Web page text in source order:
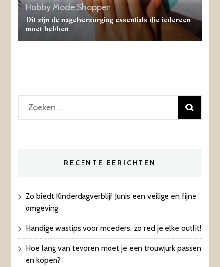
Hobby Mode Shoppen
Dit zijn de nagelverzorging essentials die iedereen
moet hebben
Zoeken
naar:
RECENTE BERICHTEN
Zo biedt Kinderdagverblijf Junis een veilige en fijne
omgeving
Handige wastips voor moeders: zo red je elke outfit!
Hoe lang van tevoren moet je een trouwjurk passen
en kopen?